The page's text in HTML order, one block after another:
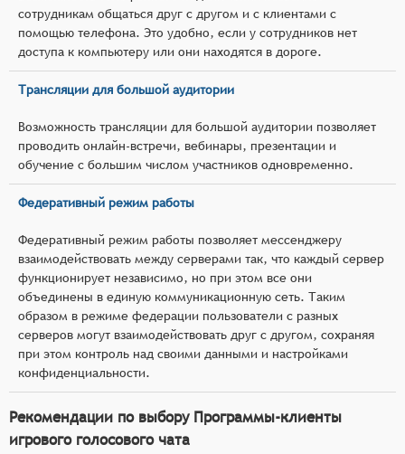
сотрудникам общаться друг с другом и с клиентами с
помощью телефона. Это удобно, если у сотрудников нет
доступа к компьютеру или они находятся в дороге.
Трансляции для большой аудитории
Возможность трансляции для большой аудитории позволяет
проводить онлайн-встречи, вебинары, презентации и
обучение с большим числом участников одновременно.
Федеративный режим работы
Федеративный режим работы позволяет мессенджеру
взаимодействовать между серверами так, что каждый сервер
функционирует независимо, но при этом все они
объединены в единую коммуникационную сеть. Таким
образом в режиме федерации пользователи с разных
серверов могут взаимодействовать друг с другом, сохраняя
при этом контроль над своими данными и настройками
конфиденциальности.
Рекомендации по выбору Программы-клиенты
игрового голосового чата